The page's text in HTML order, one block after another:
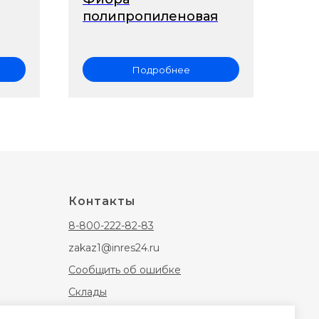
полипропиленовая
Подробнее
Контакты
8-800-222-82-83
zakaz1@inres24.ru
Сообщить об ошибке
Склады